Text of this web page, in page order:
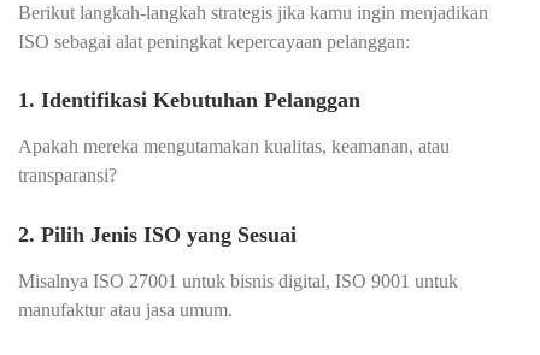
Berikut langkah-langkah strategis jika kamu ingin menjadikan
ISO sebagai alat peningkat kepercayaan pelanggan:
1. Identifikasi Kebutuhan Pelanggan
Apakah mereka mengutamakan kualitas, keamanan, atau
transparansi?
2. Pilih Jenis ISO yang Sesuai
Misalnya ISO 27001 untuk bisnis digital, ISO 9001 untuk
manufaktur atau jasa umum.